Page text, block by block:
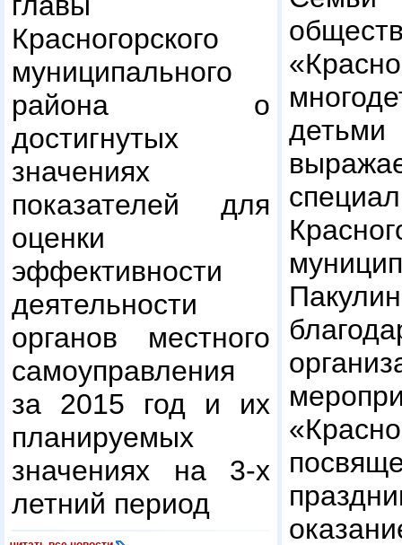
Красногорского
муниципального
района о
достигнутых
значениях
показателей для
оценки
эффективности
деятельности
органов местного
самоуправления
за 2015 год и их
планируемых
значениях на 3-х
летний период